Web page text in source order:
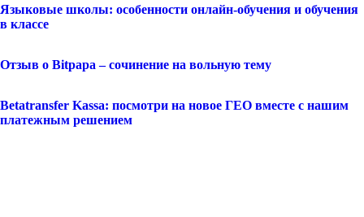
Языковые школы: особенности онлайн-обучения и обучения
в классе
Отзыв о Bitpapa – сочинение на вольную тему
Betatransfer Kassa: посмотри на новое ГЕО вместе с нашим
платежным решением